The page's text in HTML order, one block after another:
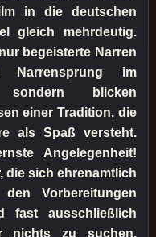
in die deutschen
gleich mehrdeutig.
begeisterte Narren
Narrensprung im
sondern blicken
einer Tradition, die
als Spaß versteht.
Angelegenheit!
die sich ehrenamtlich
Vorbereitungen
fast ausschließlich
nichts zu suchen.